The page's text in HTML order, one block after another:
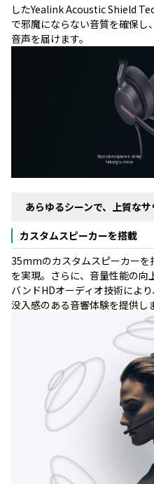
したYealink Acoustic Shield
で邪魔にならない音質を確保し
音声を届けます。
あらゆるシーンで、上質な
カスタムスピーカーを搭載
35mmのカスタムスピーカーを
を実現。さらに、音量性能の向
バンドHDオーディオ技術によ
没入感のある音響体験を提供し